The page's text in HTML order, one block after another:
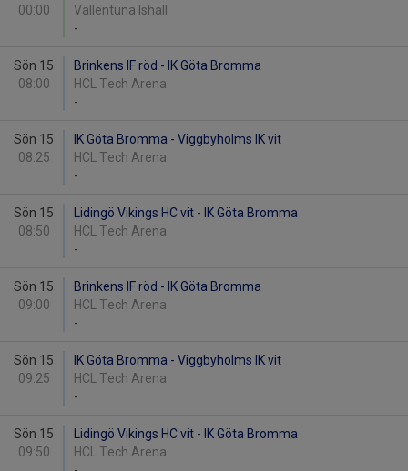
00:00
Vallentuna Ishall
-
Sön 15
08:00
Brinkens IF röd - IK Göta Bromma
HCL Tech Arena
-
Sön 15
08:25
IK Göta Bromma - Viggbyholms IK vit
HCL Tech Arena
-
Sön 15
08:50
Lidingö Vikings HC vit - IK Göta Bromma
HCL Tech Arena
-
Sön 15
09:00
Brinkens IF röd - IK Göta Bromma
HCL Tech Arena
-
Sön 15
09:25
IK Göta Bromma - Viggbyholms IK vit
HCL Tech Arena
-
Sön 15
09:50
Lidingö Vikings HC vit - IK Göta Bromma
HCL Tech Arena